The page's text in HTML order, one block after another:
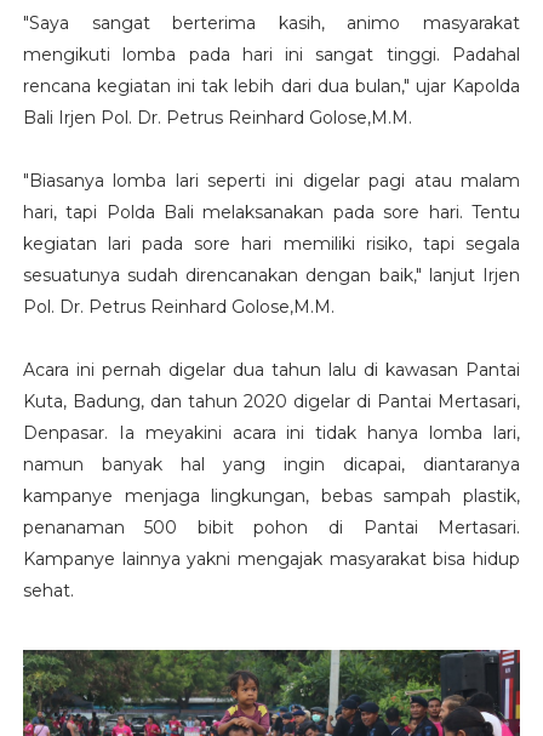
"Saya sangat berterima kasih, animo masyarakat
mengikuti lomba pada hari ini sangat tinggi. Padahal
rencana kegiatan ini tak lebih dari dua bulan," ujar Kapolda
Bali Irjen Pol. Dr. Petrus Reinhard Golose,M.M.
"Biasanya lomba lari seperti ini digelar pagi atau malam
hari, tapi Polda Bali melaksanakan pada sore hari. Tentu
kegiatan lari pada sore hari memiliki risiko, tapi segala
sesuatunya sudah direncanakan dengan baik," lanjut Irjen
Pol. Dr. Petrus Reinhard Golose,M.M.
Acara ini pernah digelar dua tahun lalu di kawasan Pantai
Kuta, Badung, dan tahun 2020 digelar di Pantai Mertasari,
Denpasar. Ia meyakini acara ini tidak hanya lomba lari,
namun banyak hal yang ingin dicapai, diantaranya
kampanye menjaga lingkungan, bebas sampah plastik,
penanaman 500 bibit pohon di Pantai Mertasari.
Kampanye lainnya yakni mengajak masyarakat bisa hidup
sehat.